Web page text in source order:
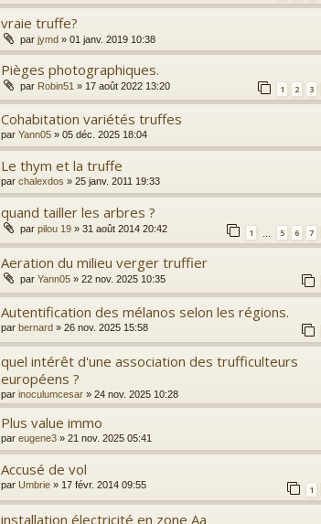
vraie truffe?
par jymd » 01 janv. 2019 10:38
Pièges photographiques.
par Robin51 » 17 août 2022 13:20 1 2 3
Cohabitation variétés truffes
par Yann05 » 05 déc. 2025 18:04
Le thym et la truffe
par chalexdos » 25 janv. 2011 19:33
quand tailler les arbres ?
par pilou 19 » 31 août 2014 20:42 1 5 6 7
Aeration du milieu verger truffier
par Yann05 » 22 nov. 2025 10:35
Autentification des mélanos selon les régions.
par bernard » 26 nov. 2025 15:58
quel intérêt d'une association des trufficulteurs
européens ?
par inoculumcesar » 24 nov. 2025 10:28
Plus value immo
par eugene3 » 21 nov. 2025 05:41
Accusé de vol
par Umbrie » 17 févr. 2014 09:55 1
installation électricité en zone Aa